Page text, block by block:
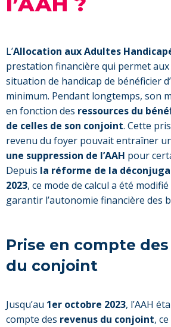
L’Allocation aux Adultes
prestation financière qui permet
situation de handicap de bénéficier
minimum. Pendant longtemps, son
en fonction des ressources du
de celles de son conjoint. Cette
revenu du foyer pouvait entraîner
une suppression de l’AAH pour
Depuis la réforme de la
2023, ce mode de calcul a été
garantir l’autonomie financière des
Prise en compte
du conjoint
Jusqu’au 1er octobre 2023, l’AAH
compte des revenus du conjoint,